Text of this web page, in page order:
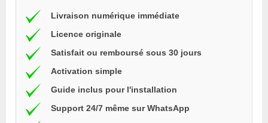
Livraison numérique immédiate
Licence originale
Satisfait ou remboursé sous 30 jours
Activation simple
Guide inclus pour l'installation
Support 24/7 même sur WhatsApp